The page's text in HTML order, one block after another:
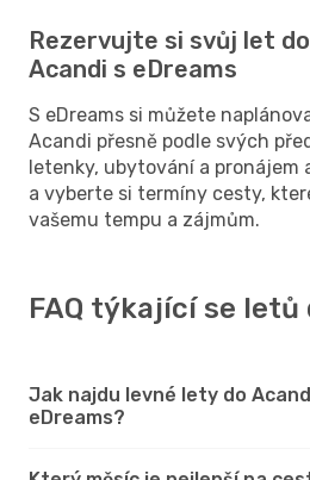
Rezervujte si svůj let
Acandi s eDreams
S eDreams si můžete
Acandi přesně podle svých
letenky, ubytování a pronájem
a vyberte si termíny cesty,
vašemu tempu a zájmům.
FAQ týkající se letů
Jak najdu levné lety do
eDreams?